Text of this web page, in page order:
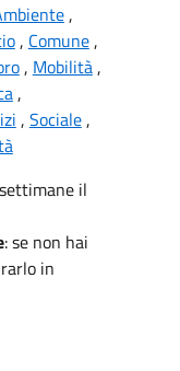
,
, Comune,
, Mobilità,
,
, Sociale,
il
: se non hai
in